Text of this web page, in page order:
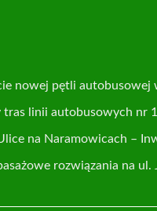
nowej pętli autobusowej
tras linii autobusowych nr
na Naramowicach –
rozwiązania na